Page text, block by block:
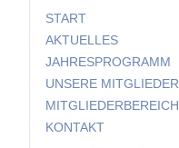
START
AKTUELLES
JAHRESPROGRAMM
UNSERE MITGLIEDER
MITGLIEDERBEREICH
KONTAKT